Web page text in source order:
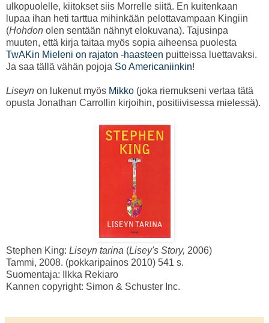
ulkopuolelle, kiitokset siis Morrelle siitä. En kuitenkaan
lupaa ihan heti tarttua mihinkään pelottavampaan Kingiin
(Hohdon olen sentään nähnyt elokuvana). Tajusinpa
muuten, että kirja taitaa myös sopia aiheensa puolesta
TwAKin Mieleni on rajaton -haasteen puitteissa luettavaksi.
Ja saa tällä vähän pojoja So Americaniinkin!
Liseyn on lukenut myös Mikko (joka riemukseni vertaa tätä
opusta Jonathan Carrollin kirjoihin, positiivisessa mielessä).
Stephen King: Liseyn tarina (Lisey's Story, 2006)
Tammi, 2008. (pokkaripainos 2010) 541 s.
Suomentaja: Ilkka Rekiaro
Kannen copyright: Simon & Schuster Inc.